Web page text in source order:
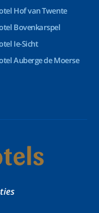
Hof van Twente
Bovenkarspel
Ie-Sicht
Auberge de Moerse